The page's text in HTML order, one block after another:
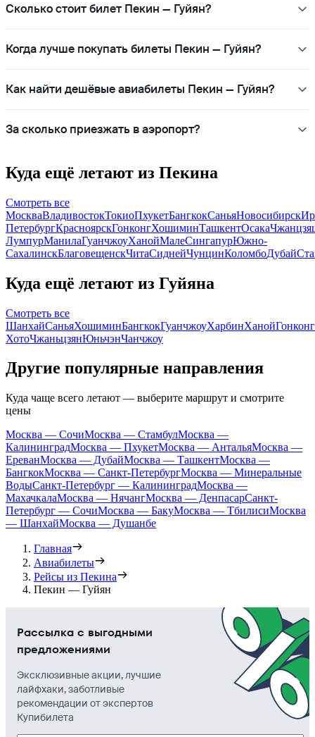
Сколько стоит билет Пекин — Гуйян?
Когда лучше покупать билеты Пекин — Гуйян?
Как найти дешёвые авиабилеты Пекин — Гуйян?
За сколько приезжать в аэропорт?
Куда ещё летают из Пекина
Смотреть все
МоскваВладивостокТокиоПхукетБангкокСаньяНовосибирск
ПетербургКрасноярскГонконгХошиминТашкентОсака
ЛумпурМанилаГуанчжоуХанойМалеСингапурЮжно-
СахалинскБлаговещенскЧитаСиднейЧунцинКоломбоДубай
Куда ещё летают из Гуйяна
Смотреть все
ШанхайСаньяХошиминБангкокГуанчжоуХарбинХанойГонконг
ХотоЧжаньцзянЮньчэнЧанчжоу
Другие популярные направления
Куда чаще всего летают — выберите маршрут и смотрите
цены
Москва — СочиМосква — СтамбулМосква —
КалининградМосква — ПхукетМосква — АнтальяМосква —
ЕреванМосква — ДубайМосква — ТашкентМосква —
БангкокМосква — Санкт-ПетербургМосква — Минеральные
ВодыСанкт-Петербург — КалининградМосква —
МахачкалаМосква — НячангМосква — ДенпасарСанкт-
Петербург — СочиМосква — БакуМосква — ТбилисиМосква
— ШанхайМосква — Душанбе
Главная
Авиабилеты
Рейсы из Пекина
Пекин — Гуйян
Рассылка с выгодными
предложениями
Эксклюзивные акции, лучшие
лайфхаки, заботливые
рекомендации от экспертов
Купибилета